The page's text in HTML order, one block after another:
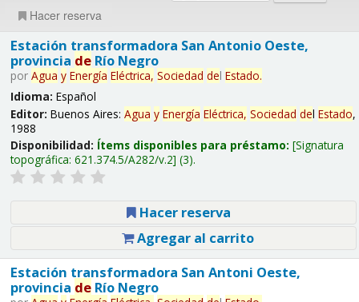
Hacer reserva
Estación transformadora San Antonio Oeste,
provincia deRío Negro
por Agua y Energía Eléctrica, Sociedad del Estado.
Idioma: Español
Editor: Buenos Aires: Agua y Energía Eléctrica, Sociedad del Estado,
1988
Disponibilidad: Ítems disponibles para préstamo: Signatura
topográfica: 621.374.5/A282/v.2 (3).
Hacer reserva
Agregar al carrito
Estación transformadora San Antoni Oeste,
provincia deRío Negro